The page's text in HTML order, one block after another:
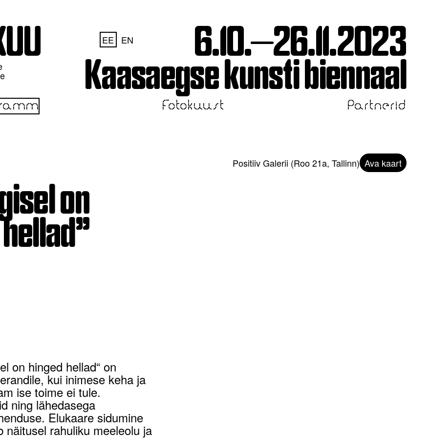
EE EN 6.10.—26.11.2023
Kaasaegse kunsti biennaal
Fotokuust Partnerid
on
Positiiv Galerii (Roo 21a, Tallinn) Ava kaart
on hinged hellad“ on
kui inimese keha ja
ise toime ei tule.
ning lähedasega
Elukaare sidumine
näitusel rahuliku meeleolu ja